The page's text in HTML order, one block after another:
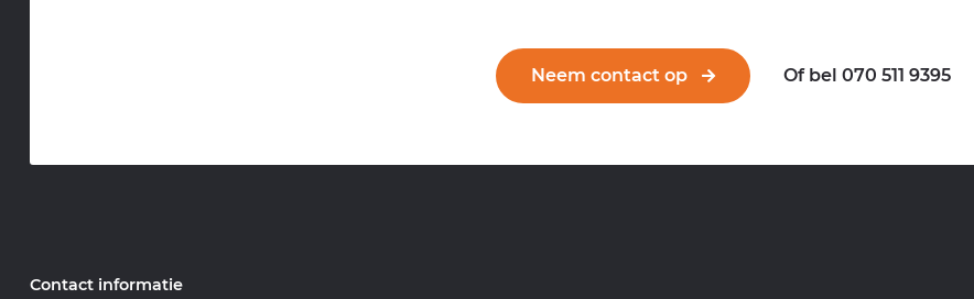
Neem contact op Of bel 070 511 9395
Contact informatie